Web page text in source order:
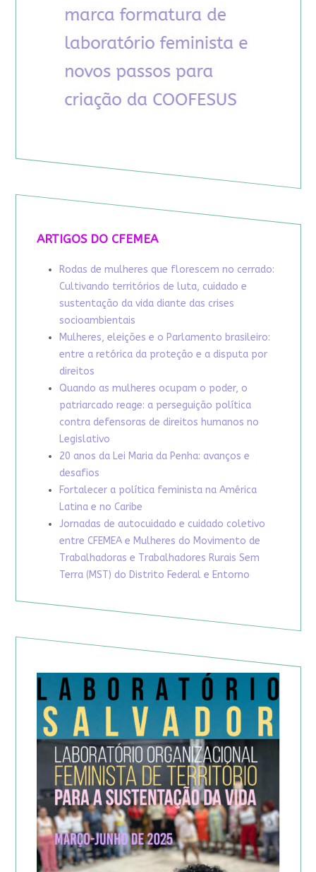
ARTIGOS DO CFEMEA
Rodas de mulheres que florescem no cerrado:
Cultivando territórios de luta, cuidado e
sustentação da vida diante das crises
socioambientais
Mulheres, eleições e o Parlamento brasileiro:
entre a retórica da proteção e a disputa por
direitos
Quando as mulheres ocupam o poder, o
patriarcado reage: a perseguição política
contra defensoras de direitos humanos no
Legislativo
20 anos da Lei Maria da Penha: avanços e
desafios
Fortalecer a política feminista na América
Latina e no Caribe
Jornadas de autocuidado e cuidado coletivo
entre CFEMEA e Mulheres do Movimento de
Trabalhadoras e Trabalhadores Rurais Sem
Terra (MST) do Distrito Federal e Entorno